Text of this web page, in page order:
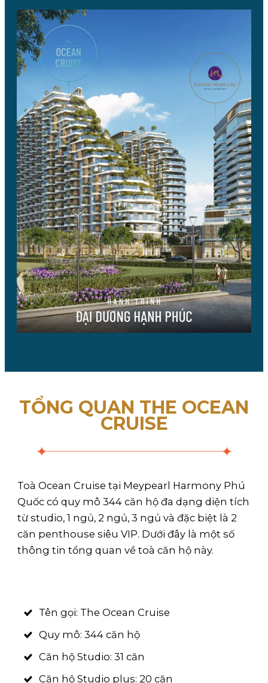
TỔNG QUAN THE OCEAN
CRUISE
Toà Ocean Cruise tại Meypearl Harmony Phú
Quốc có quy mô 344 căn hộ đa dạng diện tích
từ studio, 1 ngủ, 2 ngủ, 3 ngủ và đặc biệt là 2
căn penthouse siêu VIP. Dưới đây là một số
thông tin tổng quan về toà căn hộ này.
Tên gọi: The Ocean Cruise
Quy mô: 344 căn hộ
Căn hộ Studio: 31 căn
Căn hộ Studio plus: 20 căn